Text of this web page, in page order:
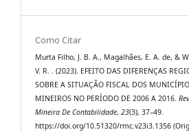
Como Citar
Murta Filho, J. B. A., Magalhães, E. A. de, &
V. R. . (2023). EFEITO DAS DIFERENÇAS
SOBRE A SITUAÇÃO FISCAL DOS
MINEIROS NO PERÍODO DE 2006 A 2016.
Mineira De Contabilidade,23(3), 37–49.
https://doi.org/10.51320/rmc.v23i3.1356